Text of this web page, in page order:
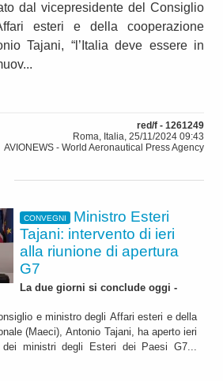
dal vicepresidente del Consiglio
esteri e della cooperazione
Tajani, “l’Italia deve essere in
red/f - 1261249
Roma, Italia, 25/11/2024 09:43
AVIONEWS - World Aeronautical Press Agency
CONVEGNI
Ministro Esteri
Tajani: intervento di ieri
alla riunione di apertura
G7
La due giorni si conclude oggi -
e ministro degli Affari esteri e della
(Maeci), Antonio Tajani, ha aperto ieri
ministri degli Esteri dei Paesi G7...